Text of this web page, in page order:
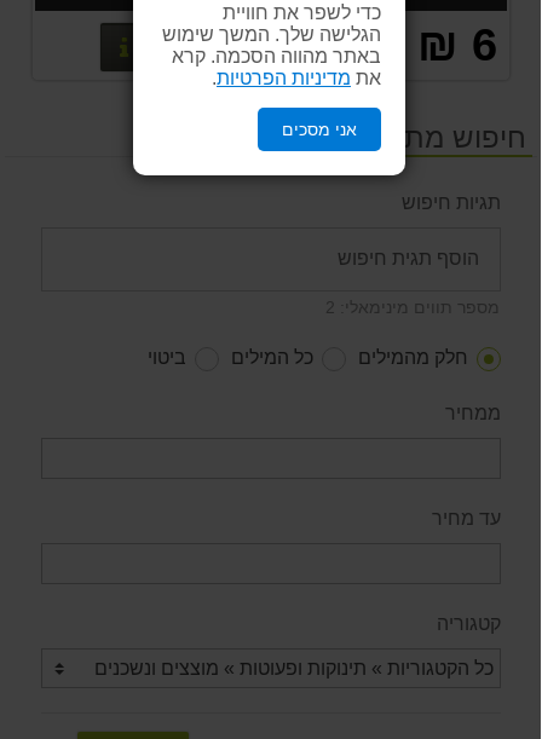
כדי לשפר את חוויית
הגלישה שלך. המשך שימוש
באתר מהווה הסכמה. קרא
את מדיניות הפרטיות.
אני מסכים
6 ₪
חיפוש מתקדם
תגיות חיפוש
מספר תווים מינימאלי: 2
חלק מהמילים כל המילים ביטוי
ממחיר
עד מחיר
קטגוריה